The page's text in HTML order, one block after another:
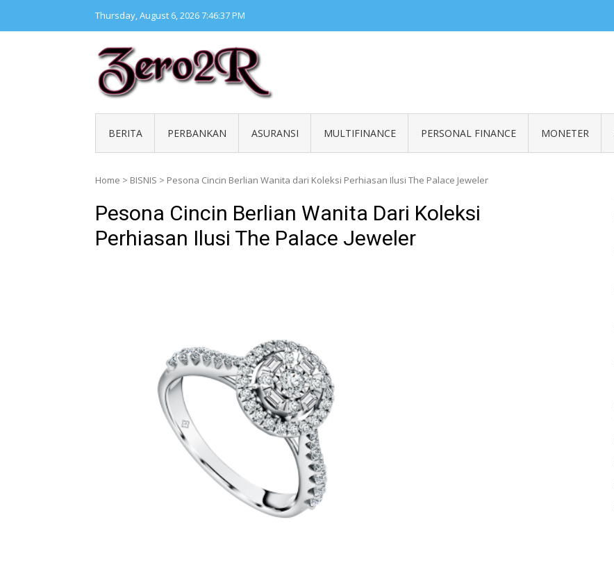
content
Thursday, August 6, 20267:46:37 PM
BERITA PERBANKAN ASURANSI MULTIFINANCE PERSONAL FINANCE MONETER
Home > BISNIS > Pesona Cincin Berlian Wanita dari Koleksi Perhiasan Ilusi The Palace Jeweler
Pesona Cincin Berlian Wanita Dari Koleksi
Perhiasan Ilusi The Palace Jeweler